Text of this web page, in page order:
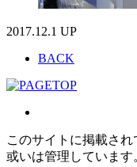
2017.12.1 UP
BACK
このサイトに掲載さ
或いは管理しています